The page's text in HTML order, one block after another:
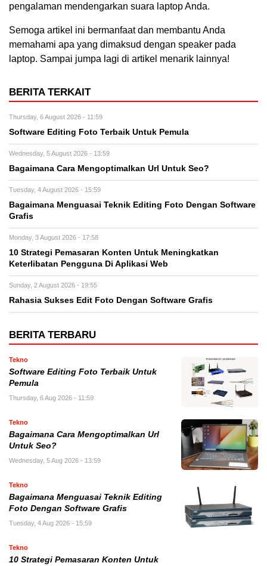
pengalaman mendengarkan suara laptop Anda.
Semoga artikel ini bermanfaat dan membantu Anda
memahami apa yang dimaksud dengan speaker pada
laptop. Sampai jumpa lagi di artikel menarik lainnya!
BERITA TERKAIT
Thursday, 6 August 2026 - 11:59
Software Editing Foto Terbaik Untuk Pemula
Wednesday, 5 August 2026 - 13:59
Bagaimana Cara Mengoptimalkan Url Untuk Seo?
Tuesday, 4 August 2026 - 15:59
Bagaimana Menguasai Teknik Editing Foto Dengan Software
Grafis
Monday, 3 August 2026 - 17:58
10 Strategi Pemasaran Konten Untuk Meningkatkan
Keterlibatan Pengguna Di Aplikasi Web
Sunday, 2 August 2026 - 19:55
Rahasia Sukses Edit Foto Dengan Software Grafis
BERITA TERBARU
Tekno
Software Editing Foto Terbaik Untuk
Pemula
Thursday, 6 Aug 2026 - 11:59
Tekno
Bagaimana Cara Mengoptimalkan Url
Untuk Seo?
Wednesday, 5 Aug 2026 - 13:59
Tekno
Bagaimana Menguasai Teknik Editing
Foto Dengan Software Grafis
Tuesday, 4 Aug 2026 - 15:59
Tekno
10 Strategi Pemasaran Konten Untuk